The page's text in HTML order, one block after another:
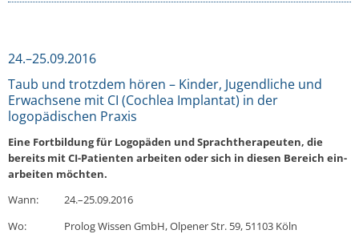
24.–25.09.2016
Taub und trotzdem hören – Kinder, Jugendliche und
Erwachsene mit CI (Cochlea Implantat) in der
logopädischen Praxis
Eine Fort­bil­dung für Lo­go­pä­den und Sprachthe­ra­peu­ten, die
bereits mit CI-Pa­ti­en­ten ar­bei­ten oder sich in diesen Bereich ein­
ar­bei­ten möchten.
Wann:
24.–25.09.2016
Wo:
Prolog Wissen GmbH, Olpener Str. 59, 51103 Köln